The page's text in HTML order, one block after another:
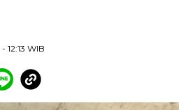
- 12:13 WIB